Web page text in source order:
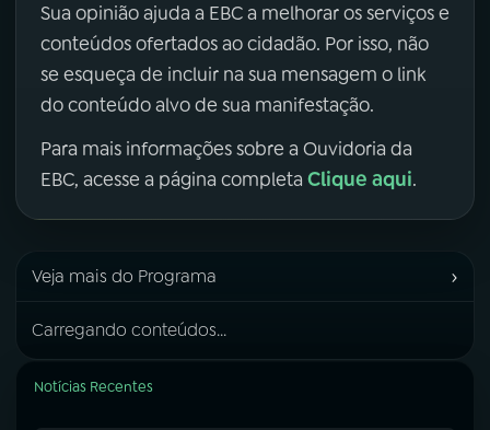
Sua opinião ajuda a EBC a melhorar os serviços e
conteúdos ofertados ao cidadão. Por isso, não
se esqueça de incluir na sua mensagem o link
do conteúdo alvo de sua manifestação.
Para mais informações sobre a Ouvidoria da
EBC, acesse a página completa Clique aqui.
Veja mais do Programa ›
Carregando conteúdos...
Notícias Recentes